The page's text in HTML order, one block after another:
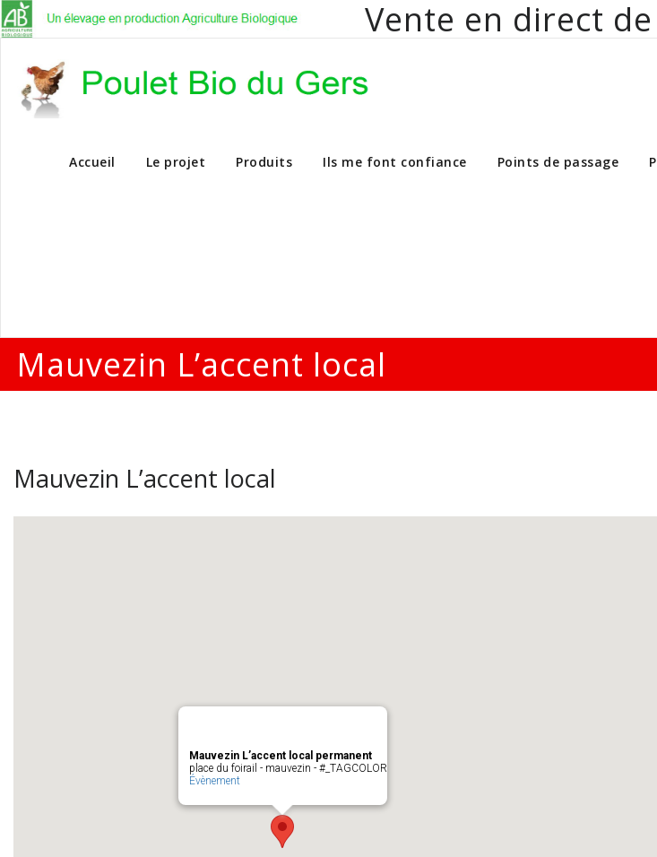
Vente en direct
Vente en direct de poulets bio aux
Accueil Le projet Produits Ils me font confiance Points de passage
Mauvezin L’accent local
Mauvezin L’accent local
Mauvezin L’accent local permanent
place du foirail - mauvezin - #_TAGCOLOR
Évènement